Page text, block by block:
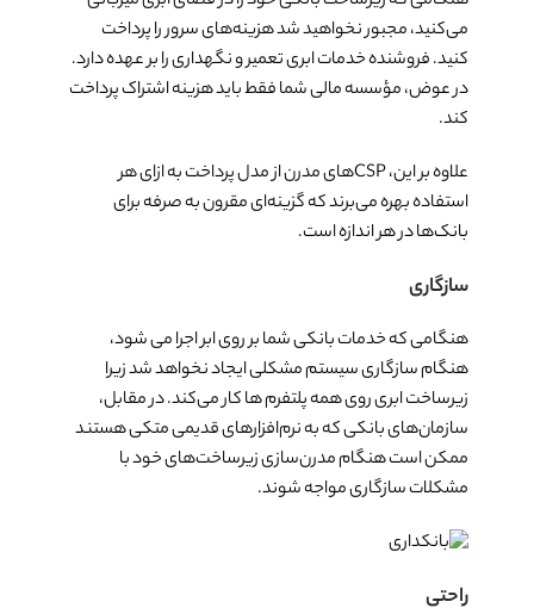
می‌کنید، مجبور نخواهید شد هزینه‌های سرور را پرداخت
کنید. فروشنده خدمات ابری تعمیر و نگهداری را بر عهده دارد.
در عوض، مؤسسه مالی شما فقط باید هزینه اشتراک پرداخت
کند.
علاوه بر این، CSP‌های مدرن از مدل پرداخت به ازای هر
استفاده بهره می­‌برند که گزینه‌ای مقرون به صرفه برای
بانک‌ها در هر اندازه است.
سازگاری
هنگامی که خدمات بانکی شما بر روی ابر اجرا می شود،
هنگام سازگاری سیستم مشکلی ایجاد نخواهد شد زیرا
زیرساخت ابری روی همه پلتفرم ها کار می‌کند. در مقابل،
سازمان‌های بانکی که به نرم‌افزارهای قدیمی متکی هستند
ممکن است هنگام مدرن‌سازی زیرساخت‌های خود با
مشکلات سازگاری مواجه شوند.
راحتی